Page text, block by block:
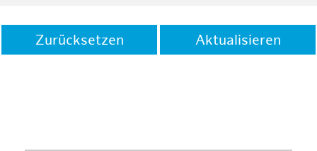
Zurücksetzen Aktualisieren